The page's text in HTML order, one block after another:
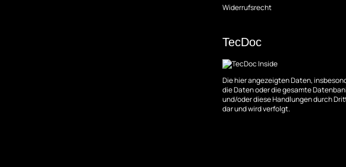
Widerrufsrecht
TecDoc
Die hier angezeigten Daten,
die Daten oder die gesamte
und/oder diese Handlungen durch
dar und wird verfolgt.